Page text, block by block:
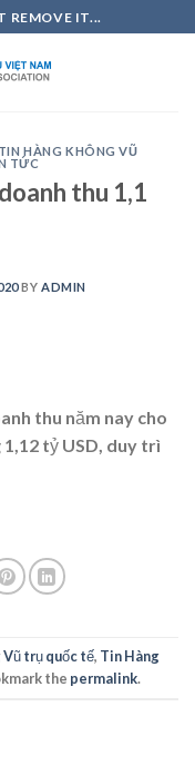
REMOVE IT...
TIN HÀNG KHÔNG VŨ
TỨC
thu 1,1
BY ADMIN
thu năm nay cho
tỷ USD, duy trì
trụ quốc tế, Tin Hàng
the permalink.